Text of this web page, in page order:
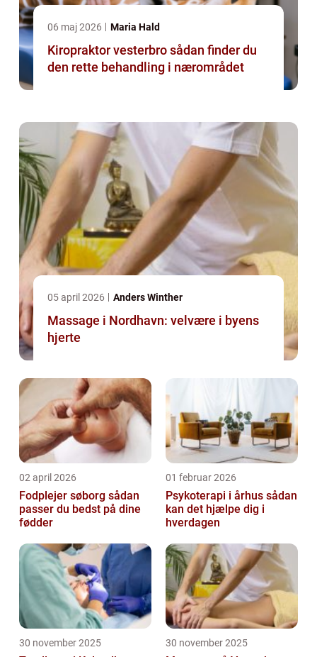
06 maj 2026 Maria Hald
Kiropraktor vesterbro sådan finder du
den rette behandling i nærområdet
05 april 2026 Anders Winther
Massage i Nordhavn: velvære i byens
hjerte
02 april 2026
Fodplejer søborg sådan
passer du bedst på dine
fødder
01 februar 2026
Psykoterapi i århus sådan
kan det hjælpe dig i
hverdagen
30 november 2025 30 november 2025